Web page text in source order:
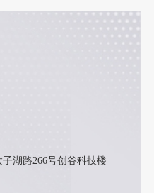
湖路266号创谷科技楼